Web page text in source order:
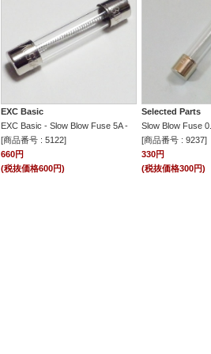
EXC Basic
EXC Basic - Slow Blow Fuse 5A -
[商品番号 : 5122]
660円
(税抜価格600円)
Selected Parts
Slow Blow Fuse
[商品番号 : 9237]
330円
(税抜価格300円)